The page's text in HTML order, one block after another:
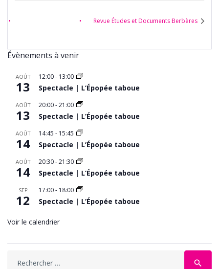
Revue Études et Documents Berbères
Évènements à venir
AOÛT
13
12:00- 13:00
Spectacle | L’Épopée taboue
AOÛT
13
20:00-21:00
Spectacle | L’Épopée taboue
AOÛT
14
14:45 - 15:45
Spectacle | L’Épopée taboue
AOÛT
14
20:30-21:30
Spectacle | L’Épopée taboue
SEP
12
17:00- 18:00
Spectacle | L’Épopée taboue
Voir le calendrier
search